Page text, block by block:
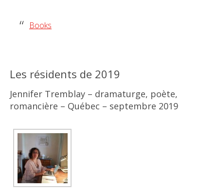
Books
Les résidents de 2019
Jennifer Tremblay – dramaturge, poète,
romancière – Québec – septembre 2019